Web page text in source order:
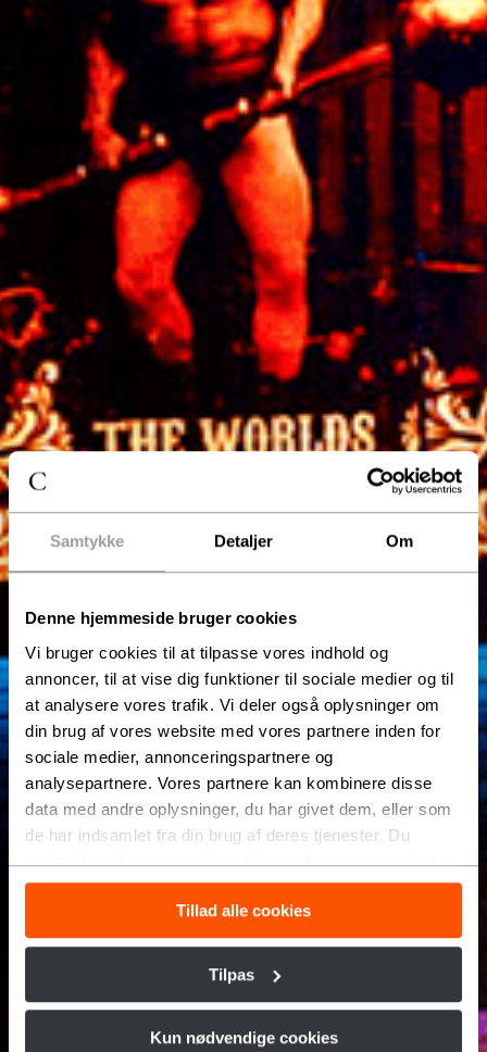
Samtykke Detaljer Om
Denne hjemmeside bruger cookies
Vi bruger cookies til at tilpasse vores indhold og
annoncer, til at vise dig funktioner til sociale medier og til
at analysere vores trafik. Vi deler også oplysninger om
din brug af vores website med vores partnere inden for
sociale medier, annonceringspartnere og
analysepartnere. Vores partnere kan kombinere disse
data med andre oplysninger, du har givet dem, eller som
de har indsamlet fra din brug af deres tjenester. Du
samtykker til vores cookies, hvis du fortsætter med at
anvende vores hjemmeside.
Tillad alle cookies
Tilpas
Kun nødvendige cookies